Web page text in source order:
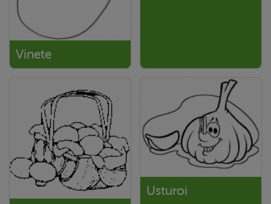
Vinete
Usturoi